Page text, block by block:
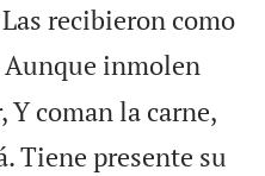
recibieron como
Aunque inmolen
coman la carne,
Tiene presente su